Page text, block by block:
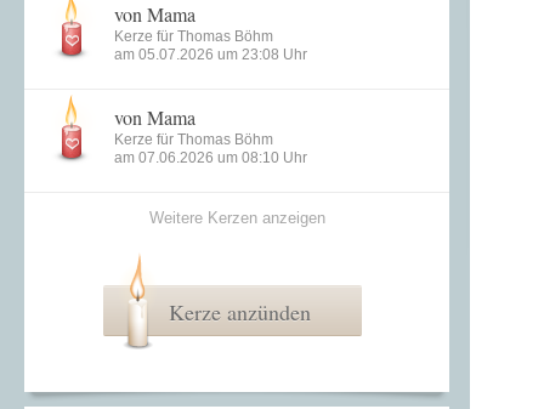
von Mama
Kerze für Thomas Böhm
am 05.07.2026 um 23:08 Uhr
von Mama
Kerze für Thomas Böhm
am 07.06.2026 um 08:10 Uhr
Weitere Kerzen anzeigen
Kerze anzünden